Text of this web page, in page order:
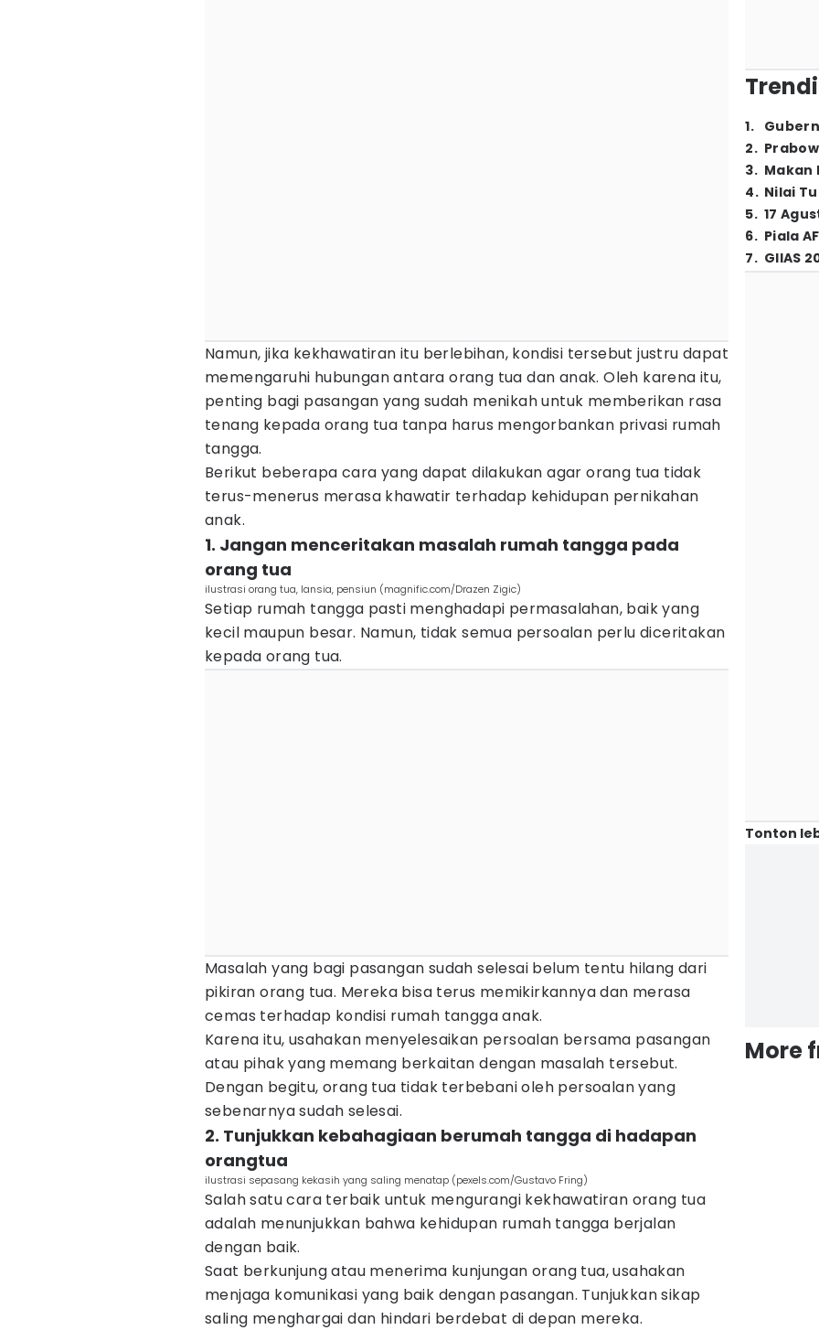
Namun, jika kekhawatiran itu berlebihan, kondisi tersebut justru dapat
memengaruhi hubungan antara orang tua dan anak. Oleh karena itu,
penting bagi pasangan yang sudah menikah untuk memberikan rasa
tenang kepada orang tua tanpa harus mengorbankan privasi rumah
tangga.
Berikut beberapa cara yang dapat dilakukan agar orang tua tidak
terus-menerus merasa khawatir terhadap kehidupan pernikahan
anak.
1. Jangan menceritakan masalah rumah tangga pada
orang tua
ilustrasi orang tua, lansia, pensiun (magnific.com/Drazen Zigic)
Setiap rumah tangga pasti menghadapi permasalahan, baik yang
kecil maupun besar. Namun, tidak semua persoalan perlu diceritakan
kepada orang tua.
Masalah yang bagi pasangan sudah selesai belum tentu hilang dari
pikiran orang tua. Mereka bisa terus memikirkannya dan merasa
cemas terhadap kondisi rumah tangga anak.
Karena itu, usahakan menyelesaikan persoalan bersama pasangan
atau pihak yang memang berkaitan dengan masalah tersebut.
Dengan begitu, orang tua tidak terbebani oleh persoalan yang
sebenarnya sudah selesai.
2. Tunjukkan kebahagiaan berumah tangga di hadapan
orangtua
ilustrasi sepasang kekasih yang saling menatap (pexels.com/Gustavo Fring)
Salah satu cara terbaik untuk mengurangi kekhawatiran orang tua
adalah menunjukkan bahwa kehidupan rumah tangga berjalan
dengan baik.
Saat berkunjung atau menerima kunjungan orang tua, usahakan
menjaga komunikasi yang baik dengan pasangan. Tunjukkan sikap
saling menghargai dan hindari berdebat di depan mereka.
1.
2.
3. Makan
4. Nilai
5. 17
6. Piala
7. GIIAS
Tonton
More